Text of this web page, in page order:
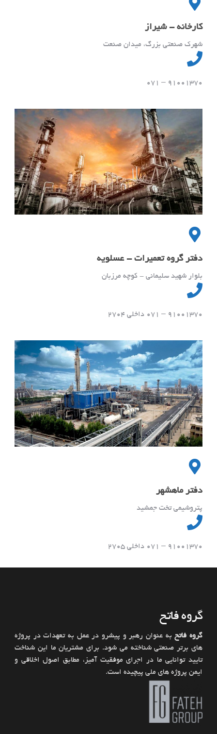
کارخانه - شیراز
شهرک صنعتی بزرگ، میدان صنعت
91001370 – 071
دفتر گروه تعمیرات - عسلویه
بلوار شهید سلیمانی - کوچه مرزبان
91001370 – 071 داخلی 2704
دفتر ماهشهر
پتروشیمی تخت جمشید
91001370 – 071 داخلی 2705
گروه فاتح
گروه فاتح به عنوان رهبر و پیشرو در عمل به تعهدات در پروژه
های برتر صنعتی شناخته می شود. برای مشتریان ما این شناخت
تایید توانایی ما در اجرای موفقیت آمیز، مطابق اصول اخلاقی و
ایمن پروژه های ملی پیچیده است.